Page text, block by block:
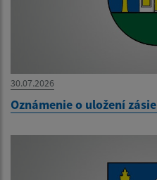
30.07.2026
Oznámenie o uložení